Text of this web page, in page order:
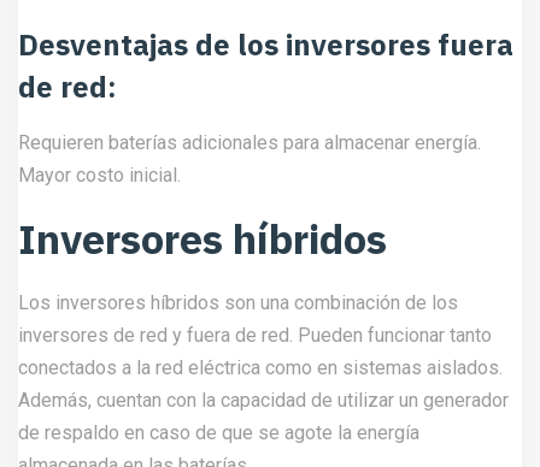
Desventajas de los inversores fuera
de red:
Requieren baterías adicionales para almacenar energía.
Mayor costo inicial.
Inversores híbridos
Los inversores híbridos son una combinación de los
inversores de red y fuera de red. Pueden funcionar tanto
conectados a la red eléctrica como en sistemas aislados.
Además, cuentan con la capacidad de utilizar un generador
de respaldo en caso de que se agote la energía